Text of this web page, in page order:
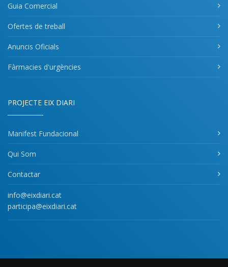
Guia Comercial
Ofertes de treball
Anuncis Oficials
Fàrmacies d'urgències
PROJECTE EIX DIARI
Manifest Fundacional
Qui Som
Contactar
info@eixdiari.cat
participa@eixdiari.cat